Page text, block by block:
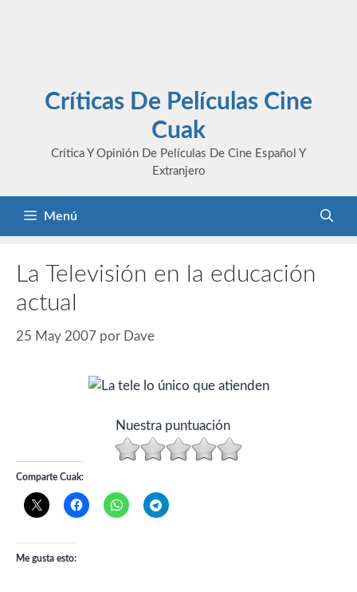
Críticas De Películas Cine
Cuak
Crítica Y Opinión De Películas De Cine Español Y
Extranjero
Menú
La Televisión en la educación
actual
25 May 2007 por Dave
Nuestra puntuación
Comparte Cuak:
Me gusta esto: